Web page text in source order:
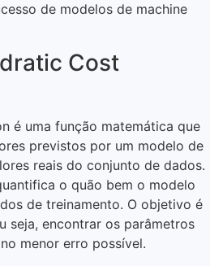
de modelos de machine
Cost
é uma função matemática que
previstos por um modelo de
reais do conjunto de dados.
o quão bem o modelo
de treinamento. O objetivo é
seja, encontrar os parâmetros
menor erro possível.